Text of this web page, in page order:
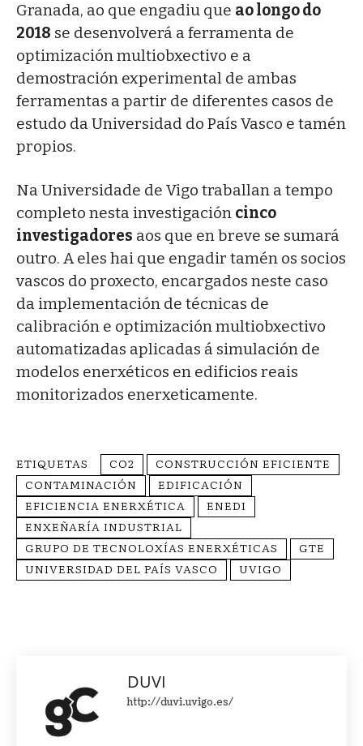
Granada, ao que engadiu que ao longo do
2018 se desenvolverá a ferramenta de
optimización multiobxectivo e a
demostración experimental de ambas
ferramentas a partir de diferentes casos de
estudo da Universidad do País Vasco e tamén
propios.
Na Universidade de Vigo traballan a tempo
completo nesta investigación cinco
investigadores aos que en breve se sumará
outro. A eles hai que engadir tamén os socios
vascos do proxecto, encargados neste caso
da implementación de técnicas de
calibración e optimización multiobxectivo
automatizadas aplicadas á simulación de
modelos enerxéticos en edificios reais
monitorizados enerxeticamente.
ETIQUETAS CO2
CONSTRUCCIÓN EFICIENTE
CONTAMINACIÓN
EDIFICACIÓN
EFICIENCIA ENERXÉTICA
ENEDI
ENXEÑARÍA INDUSTRIAL
GRUPO DE TECNOLOXÍAS ENERXÉTICAS
GTE
UNIVERSIDAD DEL PAÍS VASCO
UVIGO
DUVI
http://duvi.uvigo.es/